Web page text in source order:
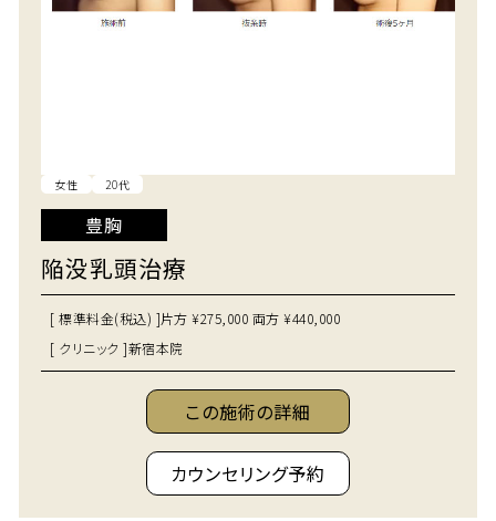
女性 20代
豊胸
陥没乳頭治療
[ 標準料金(税込) ]片方 ¥275,000 両方 ¥440,000
[ クリニック ]新宿本院
この施術の詳細
カウンセリング予約